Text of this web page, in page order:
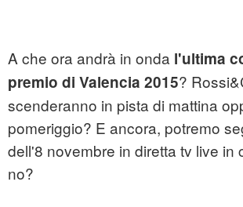
A che ora andrà in onda l'ultima
premio di Valencia 2015?
scenderanno in pista di mattina
pomeriggio? E ancora, potremo
dell'8 novembre in diretta tv live in
no?